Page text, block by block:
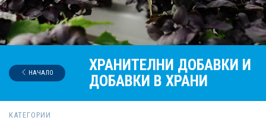
ХРАНИТЕЛНИ ДОБАВКИ И
ДОБАВКИ В ХРАНИ
НАЧАЛО
КАТЕГОРИИ